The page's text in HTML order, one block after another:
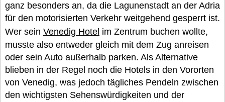
ganz besonders an, da die Lagunenstadt an der Adria
für den motorisierten Verkehr weitgehend gesperrt ist.
Wer sein Venedig Hotel im Zentrum buchen wollte,
musste also entweder gleich mit dem Zug anreisen
oder sein Auto außerhalb parken. Als Alternative
blieben in der Regel noch die Hotels in den Vororten
von Venedig, was jedoch tägliches Pendeln zwischen
den wichtigsten Sehenswürdigkeiten und der